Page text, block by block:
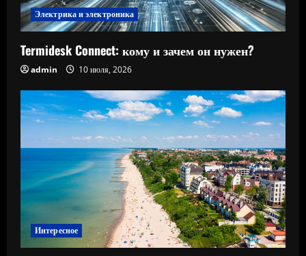
Электрика и электроника
Termidesk Connect: кому и зачем он нужен?
admin 10 июля, 2026
Интересное